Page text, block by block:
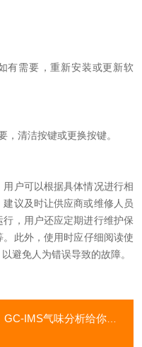
需要，重新安装或更新软
清洁按键或更换按键。
户可以根据具体情况进行相
，建议及时让供应商或维修人员
，用户还应定期进行维护保
。此外，使用时应仔细阅读使
以避免人为错误导致的故障。
GC-IMS气味分析给你答案